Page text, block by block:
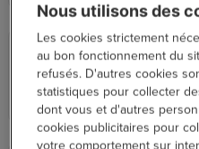
Mon
Café
Pro
À la
,
Nous utilisons des
Les cookies strictement
au bon fonctionnement du
refusés. D'autres cookies
statistiques pour collecter
dont vous et d'autres
cookies publicitaires pour